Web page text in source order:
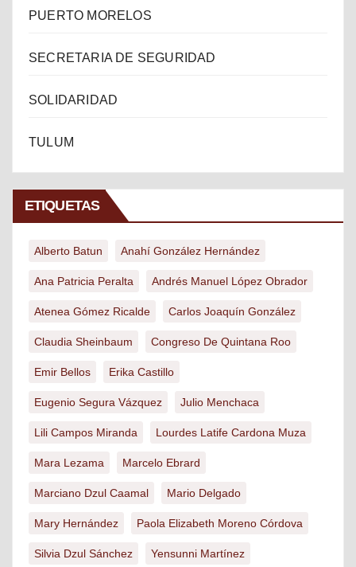
PUERTO MORELOS
SECRETARIA DE SEGURIDAD
SOLIDARIDAD
TULUM
ETIQUETAS
Alberto Batun Anahí González Hernández
Ana Patricia Peralta Andrés Manuel López Obrador
Atenea Gómez Ricalde Carlos Joaquín González
Claudia Sheinbaum Congreso De Quintana Roo
Emir Bellos Erika Castillo
Eugenio Segura Vázquez Julio Menchaca
Lili Campos Miranda Lourdes Latife Cardona Muza
Mara Lezama Marcelo Ebrard
Marciano Dzul Caamal Mario Delgado
Mary Hernández Paola Elizabeth Moreno Córdova
Silvia Dzul Sánchez Yensunni Martínez